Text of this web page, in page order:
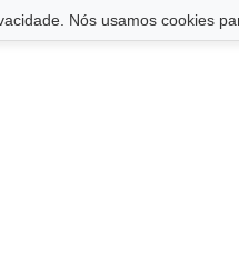
Nós usamos cookies